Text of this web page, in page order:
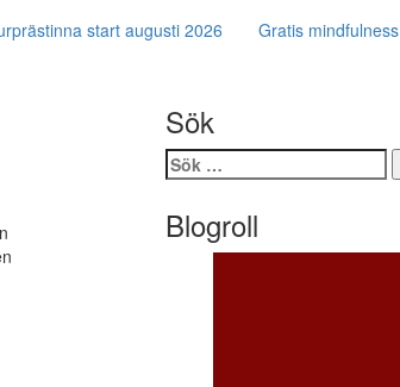
start augusti 2026 Gratis mindfulness
Sök
Sök
efter:
Blogroll